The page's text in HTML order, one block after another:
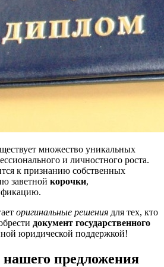
множество уникальных
и личностного роста.
к признанию собственных
заветной корочки,
оригинальные решения для тех, кто
документ государственного
юридической поддержкой!
предложения